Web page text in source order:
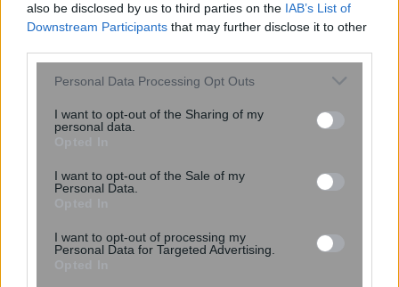
also be disclosed by us to third parties on the IAB’s List of
Downstream Participants that may further disclose it to other
Please note that this website/app uses one or more Google
not limited to your visit or usage behaviour. You may click to
grant or deny consent to Google and its third-party tags to
consent section.
Personal Data Processing Opt Outs
I want to opt-out of the Sharing of my
personal data.
I want to opt-out of the Sale of my
Personal Data.
I want to opt-out of processing my
Personal Data for Targeted Advertising.
Hellenic Seaways: Νέα ακτοπλοϊκή